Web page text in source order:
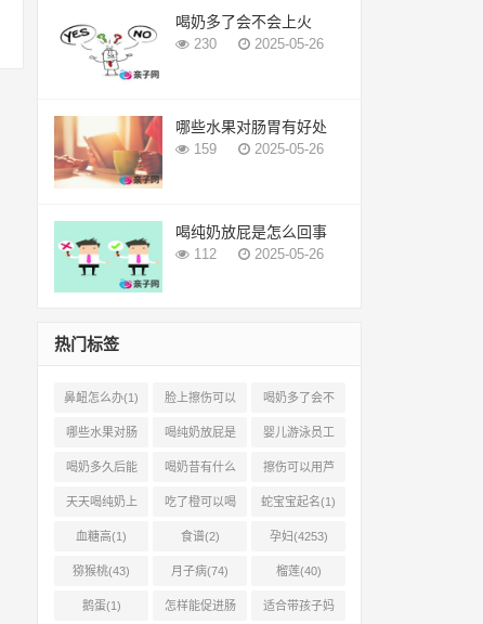
喝奶多了会不会上火
230 2025-05-26
哪些水果对肠胃有好处
159 2025-05-26
喝纯奶放屁是怎么回事
112 2025-05-26
热门标签
鼻衄怎么办(1) 脸上擦伤可以
用芦荟吗(1)
喝奶多了会不
会上火(2)
哪些水果对肠
胃有好处(1)
喝纯奶放屁是
怎么回事(1)
婴儿游泳员工
怎样提成(2)
喝奶多久后能
吃柿子(2)
喝奶昔有什么
好处(1)
擦伤可以用芦
荟胶吗(1)
天天喝纯奶上
火吗(1)
吃了橙可以喝
椰奶吗(2)
蛇宝宝起名(1)
血糖高(1) 食谱(2) 孕妇(4253)
猕猴桃(43) 月子病(74) 榴莲(40)
鹅蛋(1) 怎样能促进肠 适合带孩子妈